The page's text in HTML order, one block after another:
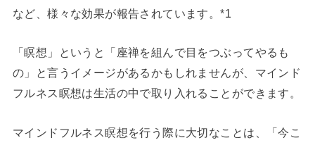
など、様々な効果が報告されています。*1
「瞑想」というと「座禅を組んで目をつぶってやるも
の」と言うイメージがあるかもしれませんが、マインド
フルネス瞑想は生活の中で取り入れることができます。
マインドフルネス瞑想を行う際に大切なことは、「今こ